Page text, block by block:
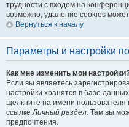
трудности с входом на
возможно, удаление cookies
Вернуться к началу
Параметры и настройки
Как мне изменить мои
Если вы являетесь
настройки хранятся в базе
щёлкните на имени
ссылкеЛичный раздел. Там вы
предпочтения.